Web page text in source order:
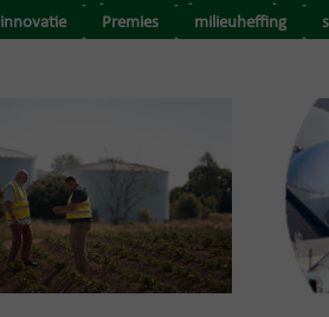
innovatie Premies milieuheffing